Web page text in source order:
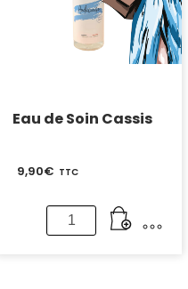
Eau de Soin Cassis
9,90€ TTC
quantité
de